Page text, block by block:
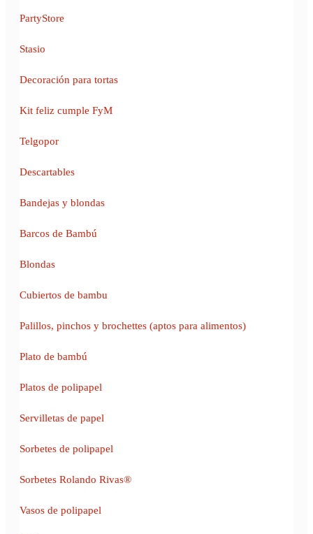
PartyStore
Stasio
Decoración para tortas
Kit feliz cumple FyM
Telgopor
Descartables
Bandejas y blondas
Barcos de Bambú
Blondas
Cubiertos de bambu
Palillos, pinchos y brochettes (aptos para alimentos)
Plato de bambú
Platos de polipapel
Servilletas de papel
Sorbetes de polipapel
Sorbetes Rolando Rivas®
Vasos de polipapel